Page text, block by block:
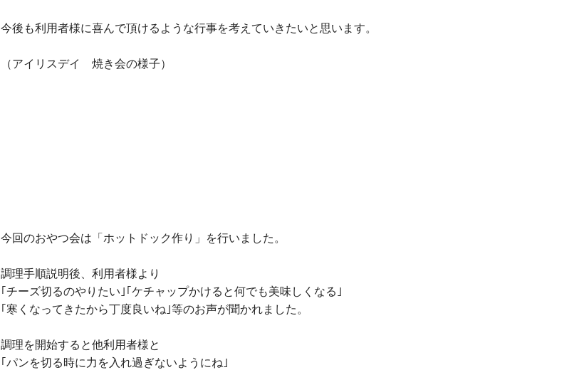
今後も利用者様に喜んで頂けるような行事を考えていきたいと思います。
（アイリスデイ 焼き会の様子）
今回のおやつ会は「ホットドック作り」を行いました。
調理手順説明後、利用者様より
｢チーズ切るのやりたい｣｢ケチャップかけると何でも美味しくなる｣
｢寒くなってきたから丁度良いね｣等のお声が聞かれました。
調理を開始すると他利用者様と
｢パンを切る時に力を入れ過ぎないようにね｣